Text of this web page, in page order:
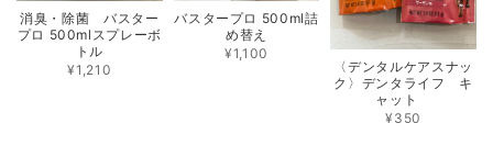
消臭・除菌 バスター
プロ 500mlスプレーボ
トル
¥1,210
バスタープロ 500ml詰
め替え
¥1,100
〈デンタルケアスナッ
ク〉デンタライフ キ
ャット
¥350